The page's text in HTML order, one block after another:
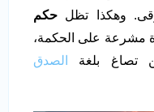
وهكذا تظل حكم
مشرعة على الحكمة،
تصاغ بلغة
الصدق